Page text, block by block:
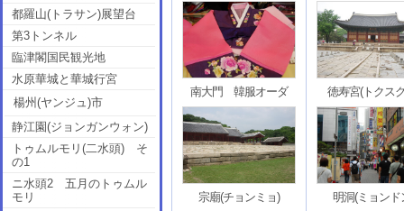
都羅山(トラサン)展望台
第3トンネル
臨津閣国民観光地
水原華城と華城行宮
楊州(ヤンジュ)市
静江園(ジョンガンウォン)
トゥムルモリ(二水頭) そ
の1
ニ水頭2 五月のトゥムル
モリ
南大門 韓服オーダ
宗廟(チョンミョ)
徳寿宮(トクス
明洞(ミョンド